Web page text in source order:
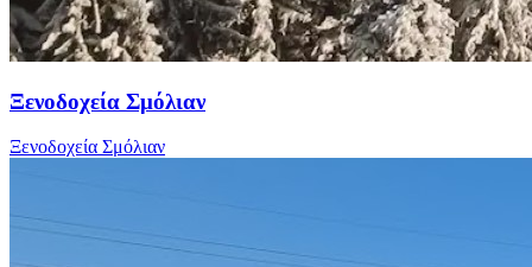
Ξενοδοχεία Σμόλιαν
Ξενοδοχεία Σμόλιαν